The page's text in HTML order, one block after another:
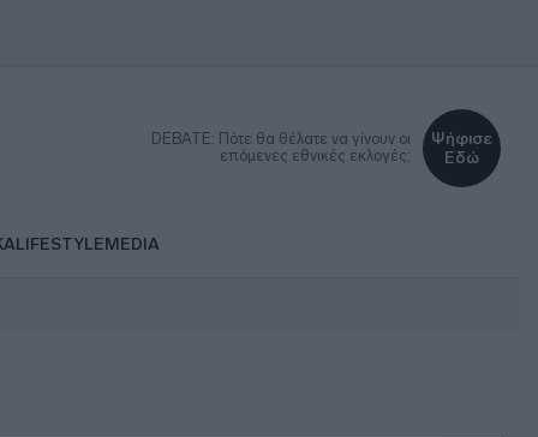
DEBATE: Πότε θα θέλατε να γίνουν οι
επόμενες εθνικές εκλογές;
Ψήφισε
Εδώ
LIFESTYLEMEDIA